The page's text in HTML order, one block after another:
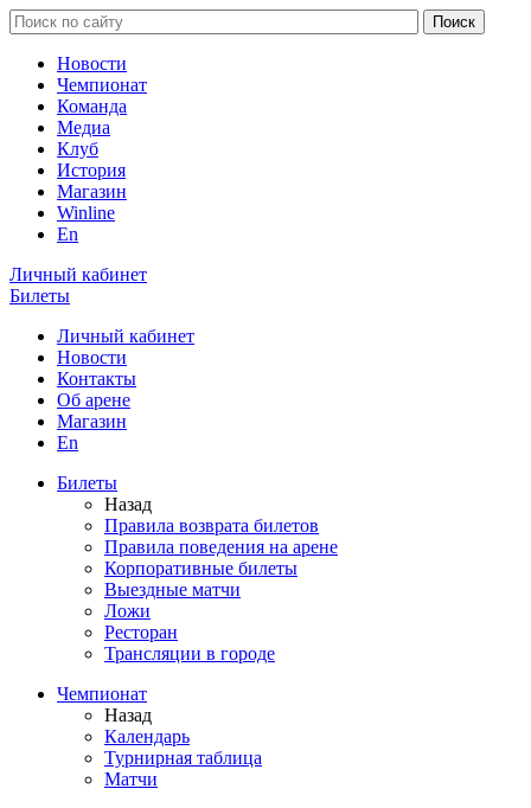
Новости
Чемпионат
Команда
Медиа
Клуб
История
Магазин
Winline
En
Личный кабинет
Билеты
Личный кабинет
Новости
Контакты
Об арене
Магазин
En
Билеты
Назад
Правила возврата билетов
Правила поведения на арене
Корпоративные билеты
Выездные матчи
Ложи
Ресторан
Трансляции в городе
Чемпионат
Назад
Календарь
Турнирная таблица
Матчи